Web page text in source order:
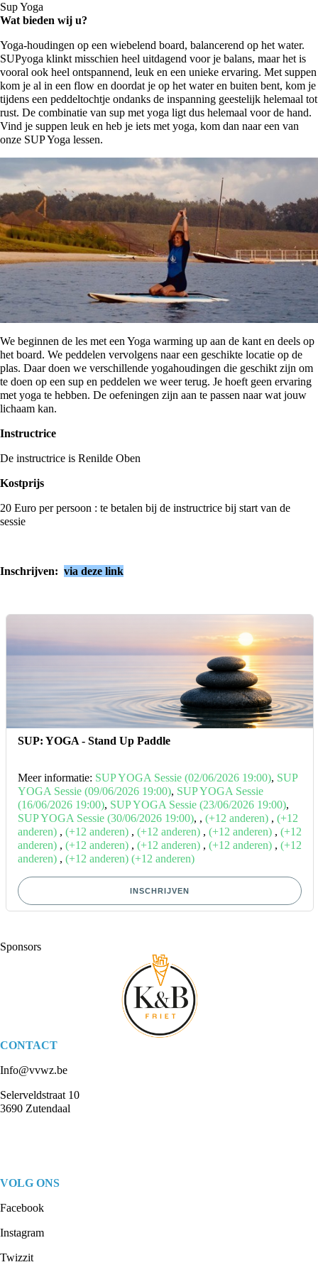
Sup Yoga
Wat bieden wij u?
Yoga-houdingen op een wiebelend board, balancerend op het water.
SUPyoga klinkt misschien heel uitdagend voor je balans, maar het is
vooral ook heel ontspannend, leuk en een unieke ervaring. Met suppen
kom je al in een flow en doordat je op het water en buiten bent, kom je
tijdens een peddeltochtje ondanks de inspanning geestelijk helemaal tot
rust. De combinatie van sup met yoga ligt dus helemaal voor de hand.
Vind je suppen leuk en heb je iets met yoga, kom dan naar een van
onze SUP Yoga lessen.
We beginnen de les met een Yoga warming up aan de kant en deels op
het board. We peddelen vervolgens naar een geschikte locatie op de
plas. Daar doen we verschillende yogahoudingen die geschikt zijn om
te doen op een sup en peddelen we weer terug. Je hoeft geen ervaring
met yoga te hebben. De oefeningen zijn aan te passen naar wat jouw
lichaam kan.
Instructrice
De instructrice is Renilde Oben
Kostprijs
20 Euro per persoon : te betalen bij de instructrice bij start van de
sessie
Inschrijven: via deze link
SUP: YOGA - Stand Up Paddle
Meer informatie: SUP YOGA Sessie (02/06/2026 19:00), SUP
YOGA Sessie (09/06/2026 19:00), SUP YOGA Sessie
(16/06/2026 19:00), SUP YOGA Sessie (23/06/2026 19:00),
SUP YOGA Sessie (30/06/2026 19:00), , (+12 anderen) , (+12
anderen) , (+12 anderen) , (+12 anderen) , (+12 anderen) , (+12
anderen) , (+12 anderen) , (+12 anderen) , (+12 anderen) , (+12
anderen) , (+12 anderen) (+12 anderen)
INSCHRIJVEN
Sponsors
CONTACT
Info@vvwz.be
Selerveldstraat 10
3690 Zutendaal
VOLG ONS
Facebook
Instagram
Twizzit